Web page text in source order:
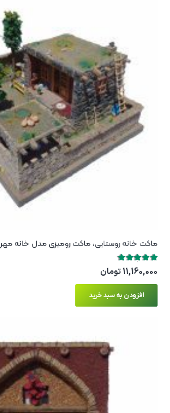
ماکت خانه روستایی، ماکت رومیزی مدل خانه مهر
5.00از 5
11,160,000تومان
افزودن به سبد خرید